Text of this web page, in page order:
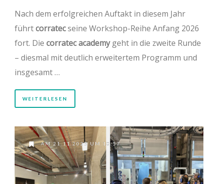
Nach dem erfolgreichen Auftakt in diesem Jahr
führtcorratecseine Workshop-Reihe Anfang 2026
fort. Die corratec academygeht in die zweite Runde
– diesmal mit deutlich erweitertem Programm und
insgesamt …
WEITERLESEN
AM 21.11.2025 UM 10:57